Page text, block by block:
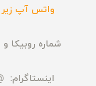
واتس آپ زیر
شماره روبیکا و ایتا:
اینستاگرام: